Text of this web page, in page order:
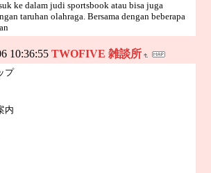
ke dalam judi sportsbook atau bisa juga
taruhan olahraga. Bersama dengan beberapa
10:36:55 TWOFIVE 雑談所
プ
内